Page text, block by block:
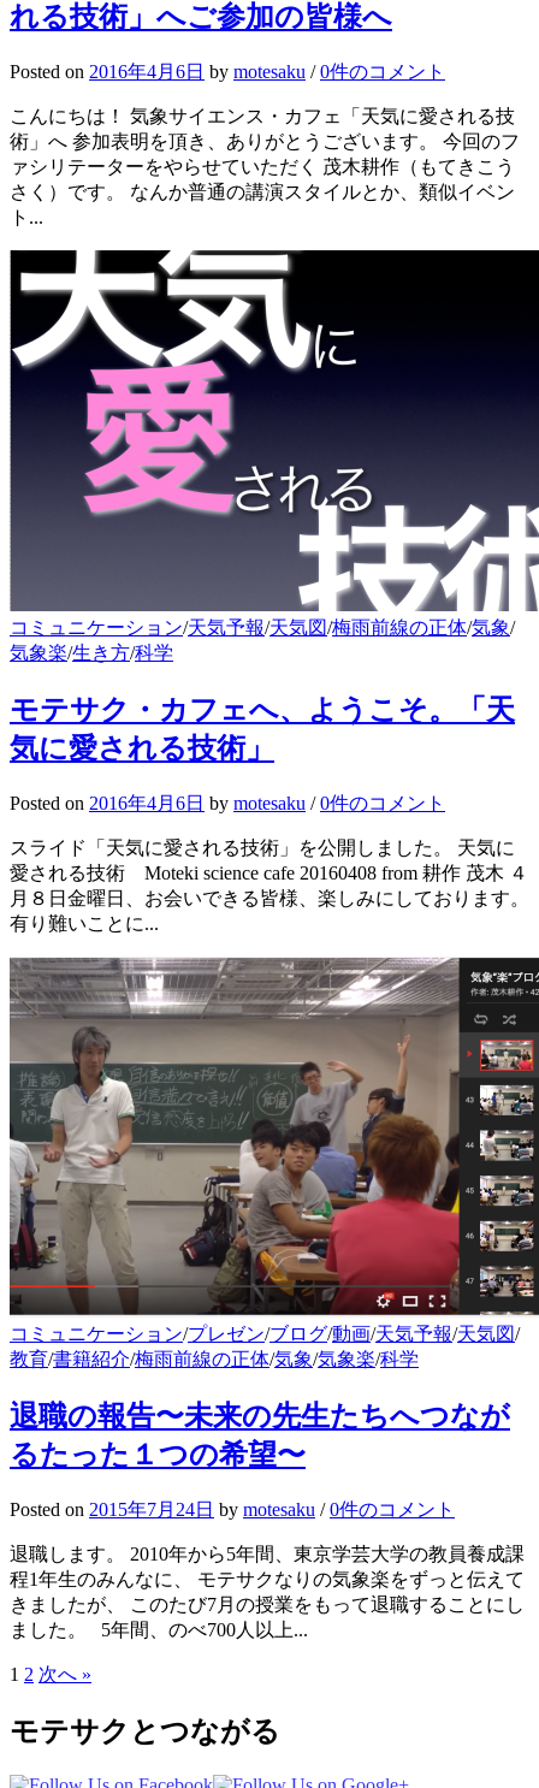
れる技術」へご参加の皆様へ
Posted on 2016年4月6日 by motesaku /0件のコメント
こんにちは！ 気象サイエンス・カフェ「天気に愛される技
術」へ 参加表明を頂き、ありがとうございます。 今回のフ
ァシリテーターをやらせていただく 茂木耕作（もてきこう
さく）です。 なんか普通の講演スタイルとか、類似イベン
ト...
コミュニケーション/天気予報/天気図/梅雨前線の正体/気象/
気象楽/生き方/科学
モテサク・カフェへ、ようこそ。「天
気に愛される技術」
Posted on 2016年4月6日 by motesaku /0件のコメント
スライド「天気に愛される技術」を公開しました。 天気に
愛される技術 Moteki science cafe 20160408 from 耕作 茂木 ４
月８日金曜日、お会いできる皆様、楽しみにしております。
有り難いことに...
コミュニケーション/プレゼン/ブログ/動画/天気予報/天気図/
教育/書籍紹介/梅雨前線の正体/気象/気象楽/科学
退職の報告〜未来の先生たちへつなが
るたった１つの希望〜
Posted on 2015年7月24日 by motesaku /0件のコメント
退職します。 2010年から5年間、東京学芸大学の教員養成課
程1年生のみんなに、 モテサクなりの気象楽をずっと伝えて
きましたが、 このたび7月の授業をもって退職することにし
ました。 5年間、のべ700人以上...
投
稿
1 2 次へ »
モテサクとつながる